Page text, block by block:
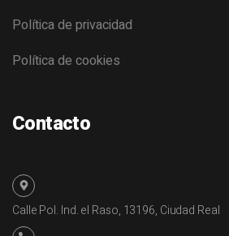
Política de privacidad
Política de cookies
Contacto
Calle Pol. Ind. el Raso, 13196, Ciudad Real